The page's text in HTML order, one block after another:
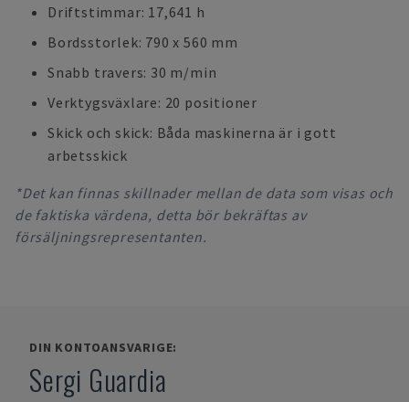
Driftstimmar: 17,641 h
Bordsstorlek: 790 x 560 mm
Snabb travers: 30 m/min
Verktygsväxlare: 20 positioner
Skick och skick: Båda maskinerna är i gott
arbetsskick
*Det kan finnas skillnader mellan de data som visas och
de faktiska värdena, detta bör bekräftas av
försäljningsrepresentanten.
DIN KONTOANSVARIGE:
Sergi Guardia